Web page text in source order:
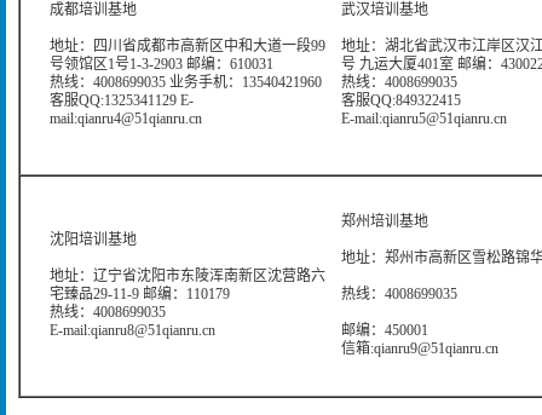
成都培训基地
地址：四川省成都市高新区中和大道一段99
号领馆区1号1-3-2903 邮编：610031
热线：4008699035 业务手机：13540421960
客服QQ:1325341129 E-
mail:qianru4@51qianru.cn
武汉培训基地
地址：湖北省武汉市江岸区汉
号 九运大厦401室 邮编：
热线：4008699035
客服QQ:849322415
E-mail:qianru5@51qianru.cn
沈阳培训基地
地址：辽宁省沈阳市东陵浑南新区沈营路六
宅臻品29-11-9 邮编：110179
热线：4008699035
E-mail:qianru8@51qianru.cn
郑州培训基地
地址：郑州市高新区雪松路锦
热线：4008699035
邮编：450001
信箱:qianru9@51qianru.cn